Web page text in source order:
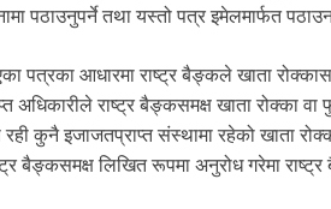
पठाउनुपर्ने तथा यस्तो पत्र इमेलमार्फत
पत्रका आधारमा राष्ट्र बैङ्कले खाता
राष्ट्र बैङ्कसमक्ष खाता रोक्का वा
कुनै इजाजतप्राप्त संस्थामा रहेको खाता
बैङ्कसमक्ष लिखित रूपमा अनुरोध गरेमा